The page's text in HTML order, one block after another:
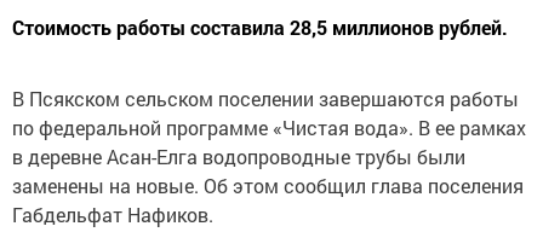
Стоимость работы составила 28,5 миллионов рублей.
В Псякском сельском поселении завершаются работы
по федеральной программе «Чистая вода». В ее рамках
в деревне Асан-Елга водопроводные трубы были
заменены на новые. Об этом сообщил глава поселения
Габдельфат Нафиков.